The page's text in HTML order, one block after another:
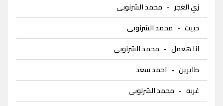
زي الغجر- محمد الشرنوبى
حبيت - محمد الشرنوبى
انا هعمل - محمد الشرنوبى
طايرين - احمد سعد
غربه - محمد الشرنوبى